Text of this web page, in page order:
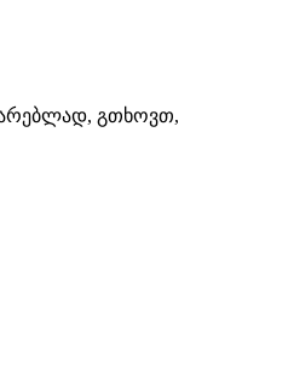
გთხოვთ,